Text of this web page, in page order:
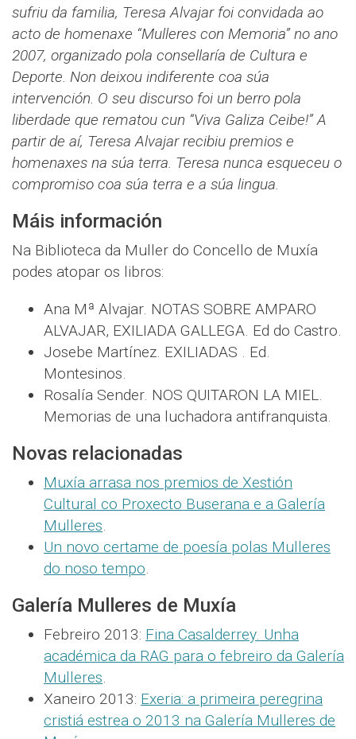
sufriu da familia, Teresa Alvajar foi convidada ao
acto de homenaxe “Mulleres con Memoria” no ano
2007, organizado pola consellaría de Cultura e
Deporte. Non deixou indiferente coa súa
intervención. O seu discurso foi un berro pola
liberdade que rematou cun “Viva Galiza Ceibe!” A
partir de aí, Teresa Alvajar recibiu premios e
homenaxes na súa terra. Teresa nunca esqueceu o
compromiso coa súa terra e a súa lingua.
Máis información
Na Biblioteca da Muller do Concello de Muxía
podes atopar os libros:
Ana Mª Alvajar. NOTAS SOBRE AMPARO
ALVAJAR, EXILIADA GALLEGA. Ed do Castro.
Josebe Martínez. EXILIADAS . Ed.
Montesinos.
Rosalía Sender. NOS QUITARON LA MIEL.
Memorias de una luchadora antifranquista.
Novas relacionadas
Muxía arrasa nos premios de Xestión
Cultural co Proxecto Buserana e a Galería
Mulleres.
Un novo certame de poesía polas Mulleres
do noso tempo.
Galería Mulleres de Muxía
Febreiro 2013: Fina Casalderrey. Unha
académica da RAG para o febreiro da Galería
Mulleres.
Xaneiro 2013: Exeria: a primeira peregrina
cristiá estrea o 2013 na Galería Mulleres de